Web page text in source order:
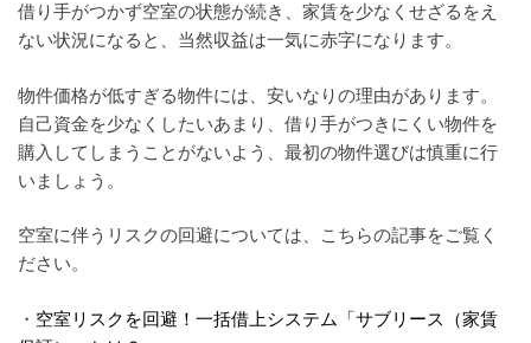
借り手がつかず空室の状態が続き、家賃を少なくせざるをえ
ない状況になると、当然収益は一気に赤字になります。
物件価格が低すぎる物件には、安いなりの理由があります。
自己資金を少なくしたいあまり、借り手がつきにくい物件を
購入してしまうことがないよう、最初の物件選びは慎重に行
いましょう。
空室に伴うリスクの回避については、こちらの記事をご覧く
ださい。
・ 空室リスクを回避！一括借上システム「サブリース（家賃